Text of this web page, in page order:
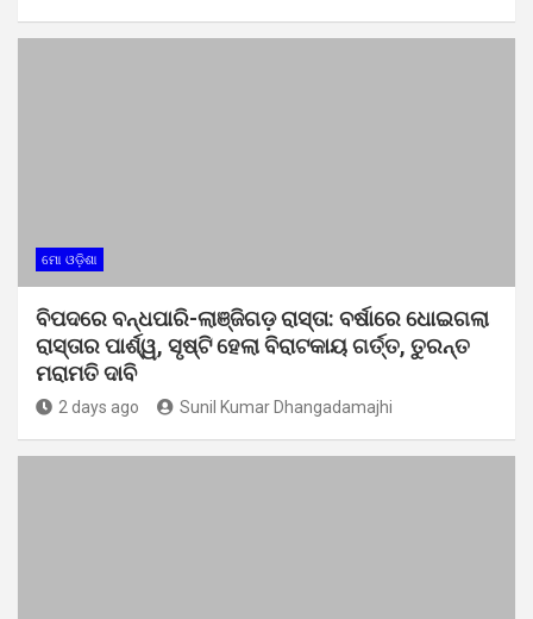
ମୋ ଓଡ଼ିଶା
ବିପଦରେ ବନ୍ଧପାରି-ଲାଞ୍ଜିଗଡ଼ ରାସ୍ତା: ବର୍ଷାରେ ଧୋଇଗଲା
ରାସ୍ତାର ପାର୍ଶ୍ୱ, ସୃଷ୍ଟି ହେଲା ବିରାଟକାୟ ଗର୍ତ୍ତ, ତୁରନ୍ତ
ମରାମତି ଦାବି
2 days ago Sunil Kumar Dhangadamajhi